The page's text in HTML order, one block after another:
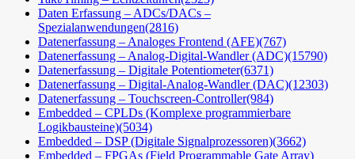
Daten Erfassung – ADCs/DACs –
Spezialanwendungen(2816)
Datenerfassung – Analoges Frontend (AFE)(767)
Datenerfassung – Analog-Digital-Wandler (ADC)(15790)
Datenerfassung – Digitale Potentiometer(6371)
Datenerfassung – Digital-Analog-Wandler (DAC)(12303)
Datenerfassung – Touchscreen-Controller(984)
Embedded – CPLDs (Komplexe programmierbare
Logikbausteine)(5034)
Embedded – DSP (Digitale Signalprozessoren)(3662)
Embedded – FPGAs (Field Programmable Gate Array)